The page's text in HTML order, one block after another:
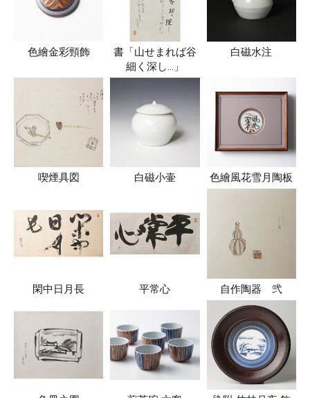
色繪金彩頸飾
書「山せまれば谷
細く深し…」
白磁水注
喫煙具図 白磁小壷 色繪風花雪月陶板
閑中日月長 平常心 自作陶器 弐